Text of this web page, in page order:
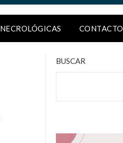
NECROLÓGICAS CONTACTO
BUSCAR